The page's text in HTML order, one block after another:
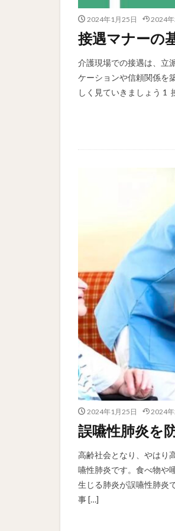
2024年1月25日 2024
接遇マナーの
介護現場での接遇は、立
ケーションや信頼関係を
しく見ていきましょう 1
2024年1月25日 2024
誤嚥性肺炎を
高齢社会となり、やはり
嚥性肺炎です。食べ物や
生じる肺炎が誤嚥性肺炎
事 […]